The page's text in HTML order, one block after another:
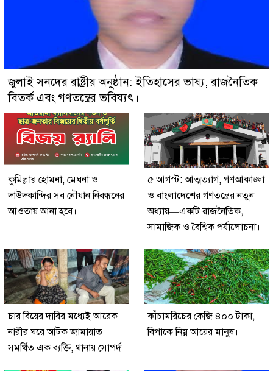
জুলাই সনদের রাষ্ট্রীয় অনুষ্ঠান: ইতিহাসের ভাষ্য, রাজনৈতিক
বিতর্ক এবং গণতন্ত্রের ভবিষ্যৎ।
কুমিল্লার হোমনা, মেঘনা ও
দাউদকান্দির সব নৌযান নিবন্ধনের
আওতায় আনা হবে।
৫ আগস্ট: আত্মত্যাগ, গণআকাঙ্ক্ষা
ও বাংলাদেশের গণতন্ত্রের নতুন
অধ্যায়—একটি রাজনৈতিক,
সামাজিক ও বৈশ্বিক পর্যালোচনা।
চার বিয়ের দাবির মধ্যেই আরেক
নারীর ঘরে আটক জামায়াত
সমর্থিত এক ব্যক্তি, থানায় সোপর্দ।
কাঁচামরিচের কেজি ৪০০ টাকা,
বিপাকে নিম্ন আয়ের মানুষ।